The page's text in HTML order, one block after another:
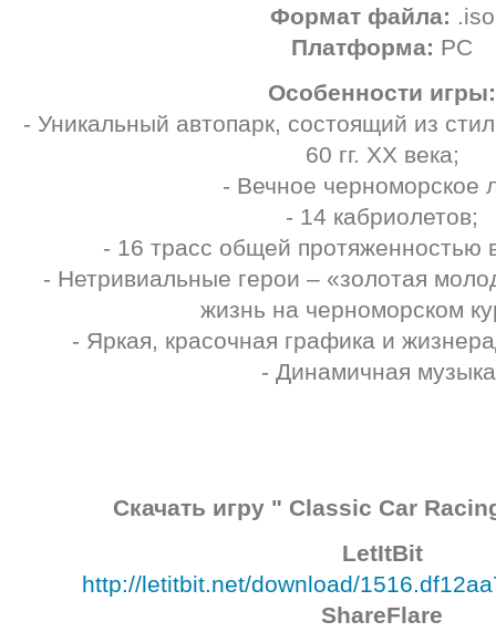
Формат файла: .iso
Платформа: PC
Особенности игры:
- Уникальный автопарк, состоящий из
60 гг. ХХ века;
- Вечное черноморское
- 14 кабриолетов;
- 16 трасс общей протяженностью
- Нетривиальные герои – «золотая
жизнь на черноморском
- Яркая, красочная графика и
- Динамичная
Скачать игру " Classic Car
LetItBit
http://letitbit.net/download/
ShareFlare